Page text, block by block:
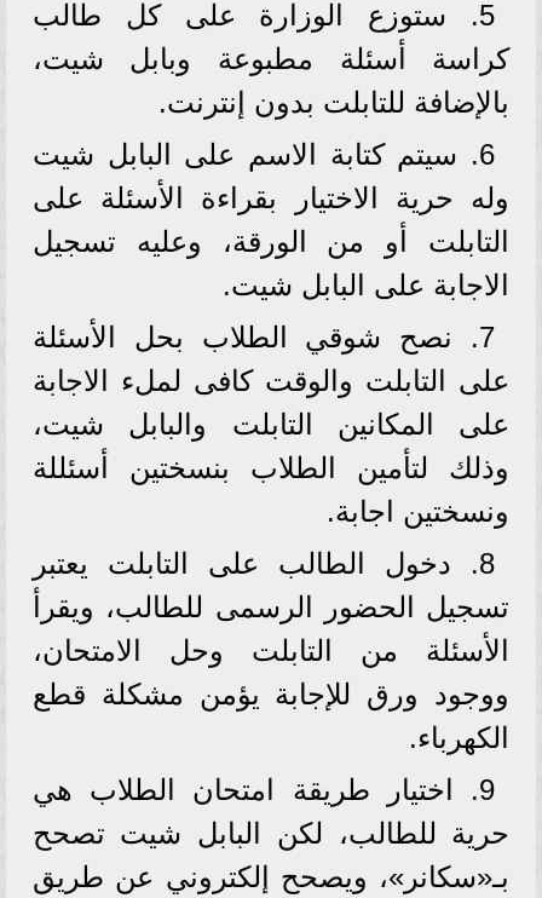
5. ستوزع الوزارة على كل طالب
كراسة أسئلة مطبوعة وبابل شيت،
بالإضافة للتابلت بدون إنترنت.
6. سيتم كتابة الاسم على البابل شيت
وله حرية الاختيار بقراءة الأسئلة على
التابلت أو من الورقة، وعليه تسجيل
الاجابة على البابل شيت.
7. نصح شوقي الطلاب بحل الأسئلة
على التابلت والوقت كافى لملء الاجابة
على المكانين التابلت والبابل شيت،
وذلك لتأمين الطلاب بنسختين أسئللة
ونسختين اجابة.
8. دخول الطالب على التابلت يعتبر
تسجيل الحضور الرسمى للطالب، ويقرأ
الأسئلة من التابلت وحل الامتحان،
ووجود ورق للإجابة يؤمن مشكلة قطع
الكهرباء.
9. اختيار طريقة امتحان الطلاب هي
حرية للطالب، لكن البابل شيت تصحح
بـ«سكانر»، ويصحح إلكتروني عن طريق